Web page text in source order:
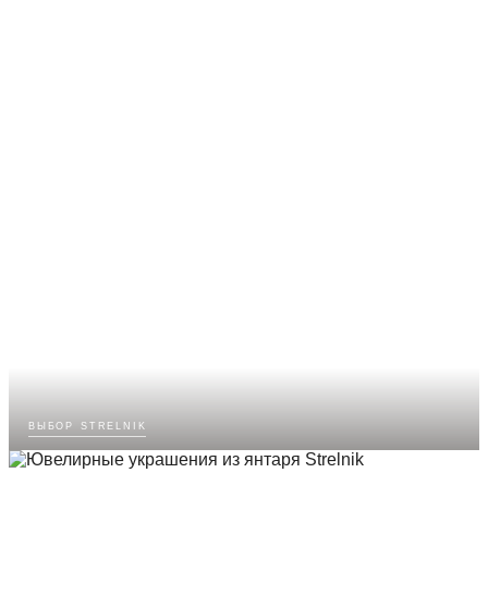
выбор strelnik